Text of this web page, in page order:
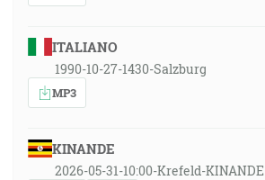
ITALIANO
1990-10-27-1430-Salzburg
MP3
KINANDE
2026-05-31-10:00-Krefeld-KINANDE